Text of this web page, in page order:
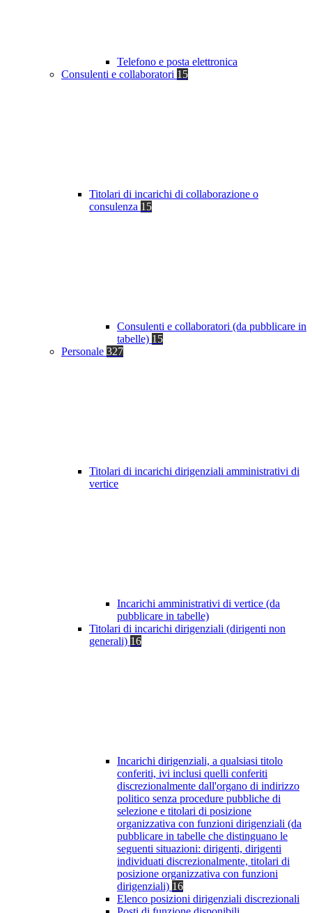
Telefono e posta elettronica
Consulenti e collaboratori 15
Titolari di incarichi di collaborazione o
consulenza 15
Consulenti e collaboratori (da pubblicare in
tabelle) 15
Personale 327
Titolari di incarichi dirigenziali amministrativi di
vertice
Incarichi amministrativi di vertice (da
pubblicare in tabelle)
Titolari di incarichi dirigenziali (dirigenti non
generali) 16
Incarichi dirigenziali, a qualsiasi titolo
conferiti, ivi inclusi quelli conferiti
discrezionalmente dall'organo di indirizzo
politico senza procedure pubbliche di
selezione e titolari di posizione
organizzativa con funzioni dirigenziali (da
pubblicare in tabelle che distinguano le
seguenti situazioni: dirigenti, dirigenti
individuati discrezionalmente, titolari di
posizione organizzativa con funzioni
dirigenziali) 16
Elenco posizioni dirigenziali discrezionali